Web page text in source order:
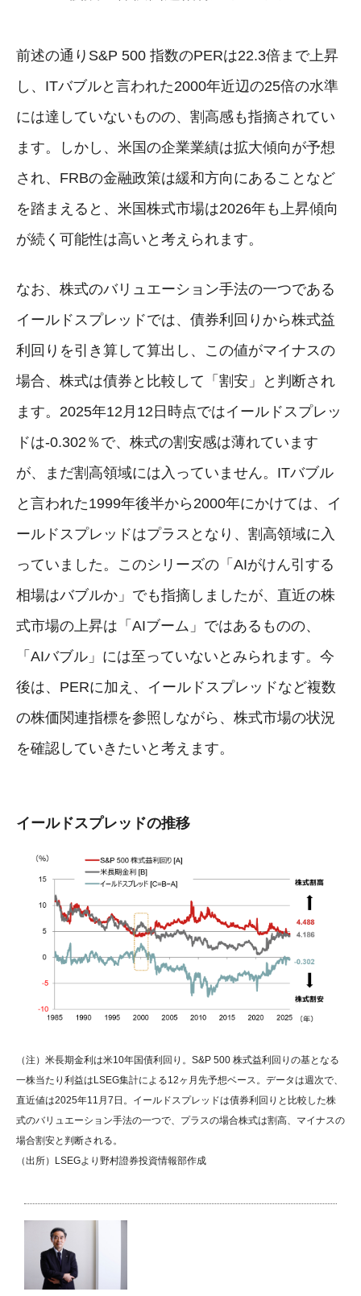
前述の通りS&P 500 指数のPERは22.3倍まで上昇
し、ITバブルと言われた2000年近辺の25倍の水準
には達していないものの、割高感も指摘されてい
ます。しかし、米国の企業業績は拡大傾向が予想
され、FRBの金融政策は緩和方向にあることなど
を踏まえると、米国株式市場は2026年も上昇傾向
が続く可能性は高いと考えられます。
なお、株式のバリュエーション手法の一つである
イールドスプレッドでは、債券利回りから株式益
利回りを引き算して算出し、この値がマイナスの
場合、株式は債券と比較して「割安」と判断され
ます。2025年12月12日時点ではイールドスプレッ
ドは-0.302％で、株式の割安感は薄れています
が、まだ割高領域には入っていません。ITバブル
と言われた1999年後半から2000年にかけては、イ
ールドスプレッドはプラスとなり、割高領域に入
っていました。このシリーズの「AIがけん引する
相場はバブルか」でも指摘しましたが、直近の株
式市場の上昇は「AIブーム」ではあるものの、
「AIバブル」には至っていないとみられます。今
後は、PERに加え、イールドスプレッドなど複数
の株価関連指標を参照しながら、株式市場の状況
を確認していきたいと考えます。
イールドスプレッドの推移
（注）米長期金利は米10年国債利回り。S&P 500 株式益利回りの基となる
一株当たり利益はLSEG集計による12ヶ月先予想ベース。データは週次で、
直近値は2025年11月7日。イールドスプレッドは債券利回りと比較した株
式のバリュエーション手法の一つで、プラスの場合株式は割高、マイナスの
場合割安と判断される。
（出所）LSEGより野村證券投資情報部作成